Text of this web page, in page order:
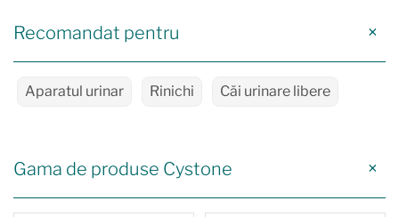
Recomandat pentru
Aparatul urinar Rinichi Căi urinare libere
Gama de produse Cystone